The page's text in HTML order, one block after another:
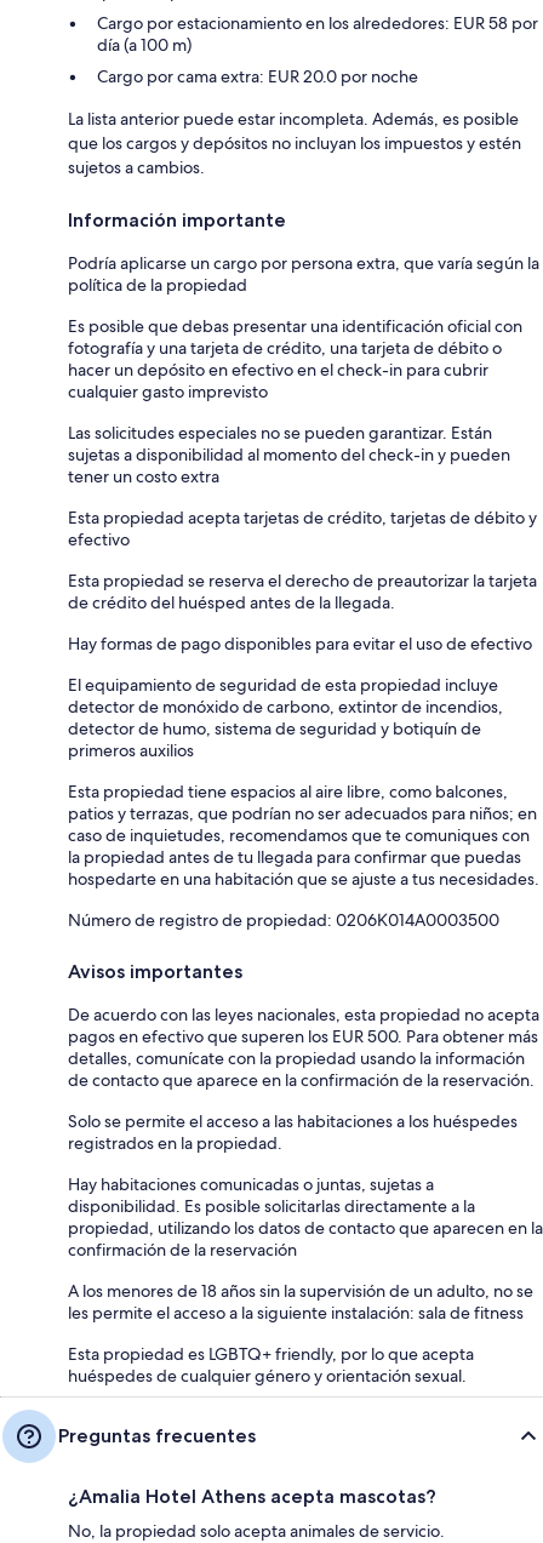
Cargo por estacionamiento en los alrededores: EUR 58 por
día (a 100 m)
Cargo por cama extra: EUR 20.0 por noche
La lista anterior puede estar incompleta. Además, es posible
que los cargos y depósitos no incluyan los impuestos y estén
sujetos a cambios.
Información importante
Podría aplicarse un cargo por persona extra, que varía según la
política de la propiedad
Es posible que debas presentar una identificación oficial con
fotografía y una tarjeta de crédito, una tarjeta de débito o
hacer un depósito en efectivo en el check-in para cubrir
cualquier gasto imprevisto
Las solicitudes especiales no se pueden garantizar. Están
sujetas a disponibilidad al momento del check-in y pueden
tener un costo extra
Esta propiedad acepta tarjetas de crédito, tarjetas de débito y
efectivo
Esta propiedad se reserva el derecho de preautorizar la tarjeta
de crédito del huésped antes de la llegada.
Hay formas de pago disponibles para evitar el uso de efectivo
El equipamiento de seguridad de esta propiedad incluye
detector de monóxido de carbono, extintor de incendios,
detector de humo, sistema de seguridad y botiquín de
primeros auxilios
Esta propiedad tiene espacios al aire libre, como balcones,
patios y terrazas, que podrían no ser adecuados para niños; en
caso de inquietudes, recomendamos que te comuniques con
la propiedad antes de tu llegada para confirmar que puedas
hospedarte en una habitación que se ajuste a tus necesidades.
Número de registro de propiedad: 0206Κ014A0003500
Avisos importantes
De acuerdo con las leyes nacionales, esta propiedad no acepta
pagos en efectivo que superen los EUR 500. Para obtener más
detalles, comunícate con la propiedad usando la información
de contacto que aparece en la confirmación de la reservación.
Solo se permite el acceso a las habitaciones a los huéspedes
registrados en la propiedad.
Hay habitaciones comunicadas o juntas, sujetas a
disponibilidad. Es posible solicitarlas directamente a la
propiedad, utilizando los datos de contacto que aparecen en la
confirmación de la reservación
A los menores de 18 años sin la supervisión de un adulto, no se
les permite el acceso a la siguiente instalación: sala de fitness
Esta propiedad es LGBTQ+ friendly, por lo que acepta
huéspedes de cualquier género y orientación sexual.
Preguntas frecuentes
¿Amalia Hotel Athens acepta mascotas?
No, la propiedad solo acepta animales de servicio.